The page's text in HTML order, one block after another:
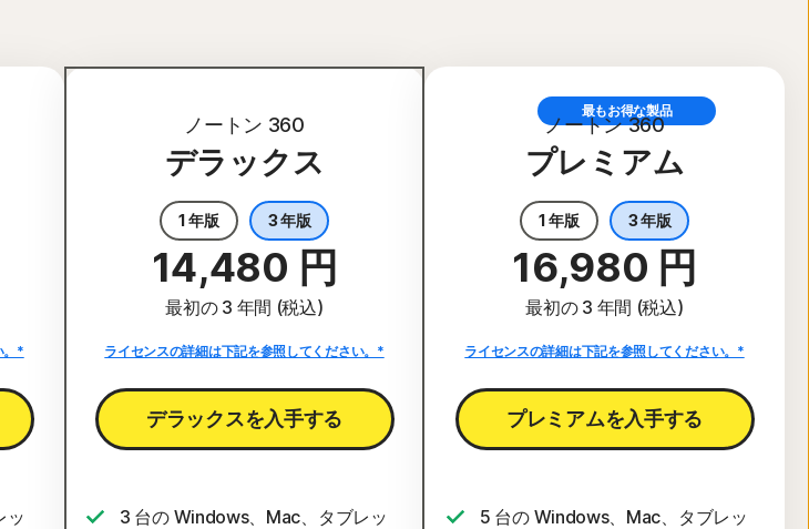
。*
ッ
ノートン 360
デラックス
1 年版 3 年版
14,480 円
最初の 3 年間 (税込)
ライセンスの詳細は下記を参照してください。*
デラックスを入手する
3 台の Windows、Mac、タブレッ
最もお得な製品
ノートン 360
プレミアム
1 年版 3 年版
16,980 円
最初の 3 年間 (税込)
ライセンスの詳細は下記を参照してください。*
プレミアムを入手する
5 台の Windows、Mac、タブレッ